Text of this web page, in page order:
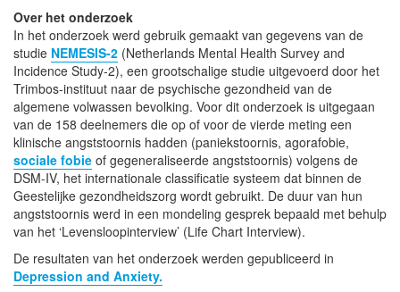
Over het onderzoek
In het onderzoek werd gebruik gemaakt van gegevens van de
studie NEMESIS-2 (Netherlands Mental Health Survey and
Incidence Study-2), een grootschalige studie uitgevoerd door het
Trimbos-instituut naar de psychische gezondheid van de
algemene volwassen bevolking. Voor dit onderzoek is uitgegaan
van de 158 deelnemers die op of voor de vierde meting een
klinische angststoornis hadden (paniekstoornis, agorafobie,
sociale fobie of gegeneraliseerde angststoornis) volgens de
DSM-IV, het internationale classificatie systeem dat binnen de
Geestelijke gezondheidszorg wordt gebruikt. De duur van hun
angststoornis werd in een mondeling gesprek bepaald met behulp
van het ‘Levensloopinterview’ (Life Chart Interview).
De resultaten van het onderzoek werden gepubliceerd in
Depression and Anxiety.